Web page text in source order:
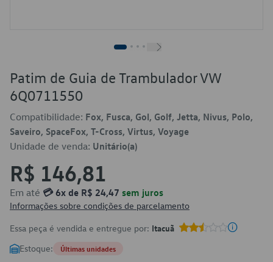
Patim de Guia de Trambulador VW
6Q0711550
Compatibilidade: Fox, Fusca, Gol, Golf, Jetta, Nivus, Polo,
Saveiro, SpaceFox, T-Cross, Virtus, Voyage
Unidade de venda: Unitário(a)
R$ 146,81
Em até 💳 6x de R$ 24,47 sem juros
Informações sobre condições de parcelamento
Essa peça é vendida e entregue por: Itacuã
Estoque: Últimas unidades